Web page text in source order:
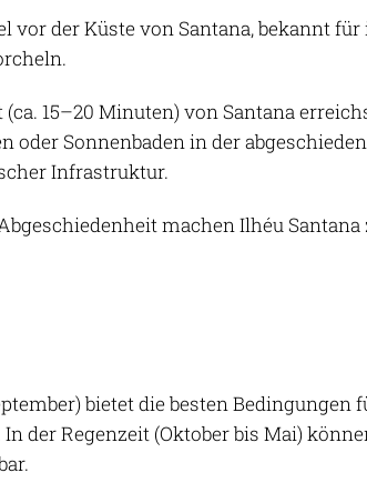
vor der Küste von Santana, bekannt
15–20 Minuten) von Santana
Sonnenbaden in der
Infrastruktur.
machen Ilhéu
bietet die besten Bedingungen
der Regenzeit (Oktober bis Mai)